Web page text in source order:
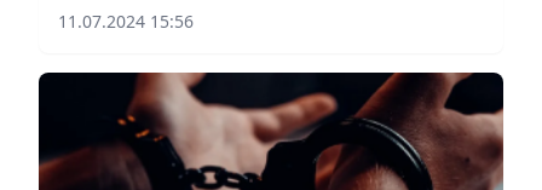
11.07.2024 15:56